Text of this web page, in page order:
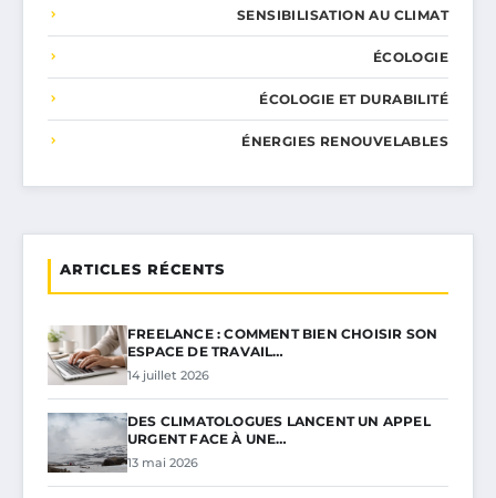
SENSIBILISATION AU CLIMAT
ÉCOLOGIE
ÉCOLOGIE ET DURABILITÉ
ÉNERGIES RENOUVELABLES
ARTICLES RÉCENTS
FREELANCE : COMMENT BIEN CHOISIR SON
ESPACE DE TRAVAIL…
14 juillet 2026
DES CLIMATOLOGUES LANCENT UN APPEL
URGENT FACE À UNE…
13 mai 2026